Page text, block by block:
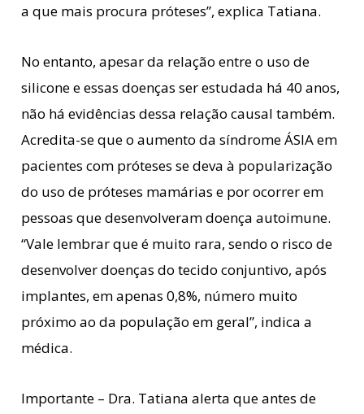
a que mais procura próteses”, explica Tatiana.
No entanto, apesar da relação entre o uso de
silicone e essas doenças ser estudada há 40 anos,
não há evidências dessa relação causal também.
Acredita-se que o aumento da síndrome ÁSIA em
pacientes com próteses se deva à popularização
do uso de próteses mamárias e por ocorrer em
pessoas que desenvolveram doença autoimune.
“Vale lembrar que é muito rara, sendo o risco de
desenvolver doenças do tecido conjuntivo, após
implantes, em apenas 0,8%, número muito
próximo ao da população em geral”, indica a
médica.
Importante – Dra. Tatiana alerta que antes de